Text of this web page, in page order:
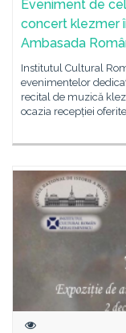
Eveniment de
concert klezmer
Ambasada
Institutul Cultural
evenimentelor
recital de muzică
ocazia recepției